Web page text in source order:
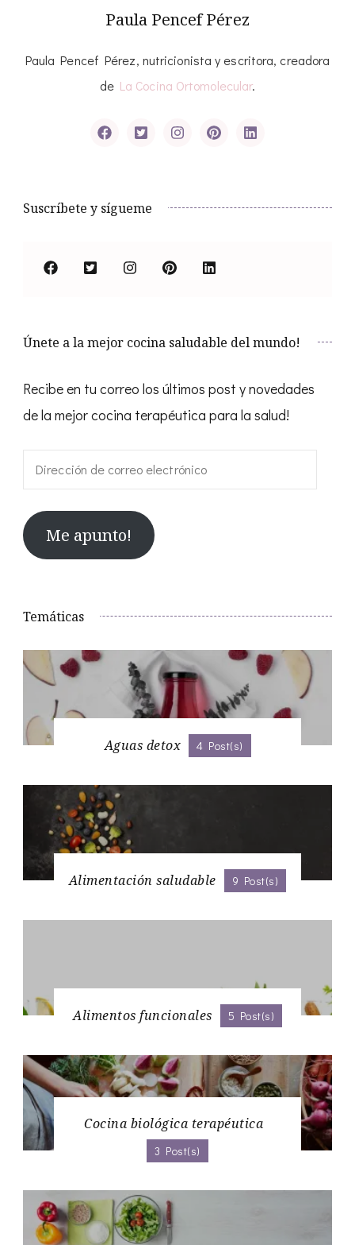
Paula Pencef Pérez
Paula Pencef Pérez, nutricionista y escritora, creadora
de La Cocina Ortomolecular.
Suscríbete y sígueme
Únete a la mejor cocina saludable del mundo!
Recibe en tu correo los últimos post y novedades
de la mejor cocina terapéutica para la salud!
Dirección
de
correo
electrónico
Me apunto!
Temáticas
Aguas detox 4 Post(s)
Alimentación saludable 9 Post(s)
Alimentos funcionales 5 Post(s)
Cocina biológica terapéutica
3 Post(s)